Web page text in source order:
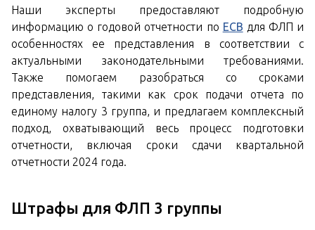
Наши эксперты предоставляют подробную
информацию о годовой отчетности по ЕСВ для ФЛП и
особенностях ее представления в соответствии с
актуальными законодательными требованиями.
Также помогаем разобраться со сроками
представления, такими как срок подачи отчета по
единому налогу 3 группа, и предлагаем комплексный
подход, охватывающий весь процесс подготовки
отчетности, включая сроки сдачи квартальной
отчетности 2024 года.
Штрафы для ФЛП 3 группы